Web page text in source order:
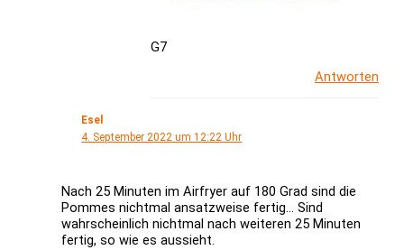
G7
Antworten
Esel
4. September 2022 um 12:22 Uhr
Nach 25 Minuten im Airfryer auf 180 Grad sind die
Pommes nichtmal ansatzweise fertig… Sind
wahrscheinlich nichtmal nach weiteren 25 Minuten
fertig, so wie es aussieht.